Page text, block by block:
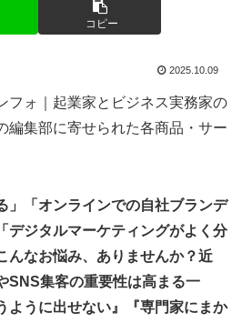
コピー
2025.10.09
フォ｜起業家とビジネス実務家の
編集部に寄せられた各商品・サー
」「オンラインでの自社ブランデ
デジタルマーケティングがよく分
なお悩み、ありませんか？近
SNS集客の重要性は高まる一
ように出せない』『専門家にまか